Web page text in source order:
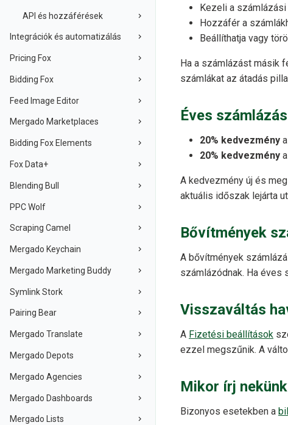
API és hozzáférések
Integrációk és automatizálás
Pricing Fox
Bidding Fox
Feed Image Editor
Mergado Marketplaces
Bidding Fox Elements
Fox Data+
Blending Bull
PPC Wolf
Scraping Camel
Mergado Keychain
Mergado Marketing Buddy
Symlink Stork
Pairing Bear
Mergado Translate
Mergado Depots
Mergado Agencies
Mergado Dashboards
Mergado Lists
Kezeli a
Hozzáfér a
Beállíthatja vagy
Ha a számlázást másik
számlákat az átadás
Éves
20% kedvezmény
20% kedvezmény
A kedvezmény új és
aktuális időszak lejárta
Bővítmények
A bővítmények
számlázódnak. Ha éves
Visszaváltás
A Fizetési beállítások
ezzel megszűnik. A
Mikor írj
Bizonyos esetekben a